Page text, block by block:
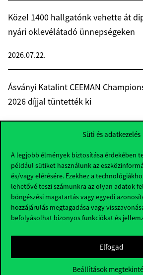
Süti és adatkezelés
A legjobb élmények biztosítása érdekében
például sütiket használunk az
és/vagy elérésére. Ezekhez a
lehetővé teszi számunkra az olyan adatok
böngészési magatartás vagy egyedi
hozzájárulás megtagadása vagy
befolyásolhat bizonyos funkciókat és
Elfogad
Beállítások
Közel 1400 hallgatónk vehette át
nyári oklevélátadó ünnepségeken
2026.07.22.
Ásványi Katalint CEEMAN
2026 díjjal tüntették ki
Elhunyt Kádár Béla közgazdász, a
díszdoktora
2026.07.21.